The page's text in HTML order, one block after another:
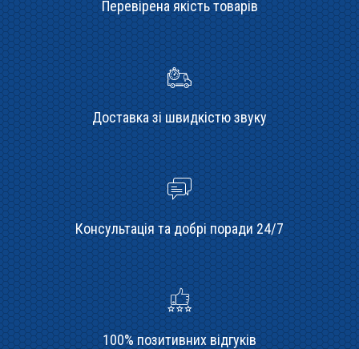
Перевірена якість товарів
Доставка зі швидкістю звуку
Консультація та добрі поради 24/7
100% позитивних відгуків